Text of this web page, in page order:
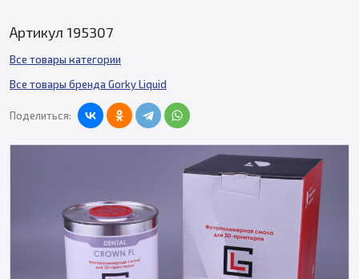
Артикул 195307
Все товары категории
Все товары бренда Gorky Liquid
Поделиться: